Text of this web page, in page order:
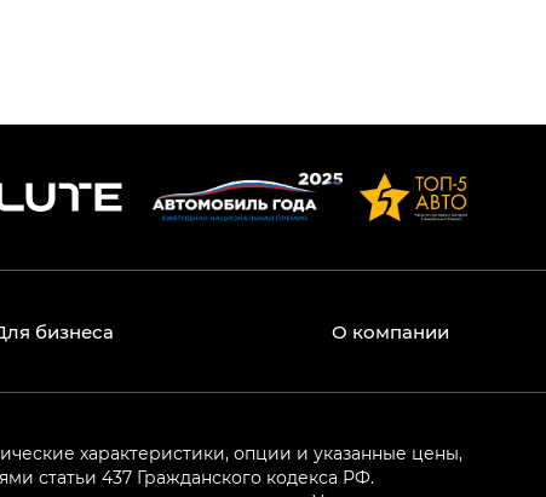
бизнеса О компании
характеристики, опции и указанные цены,
статьи 437 Гражданского кодекса РФ.